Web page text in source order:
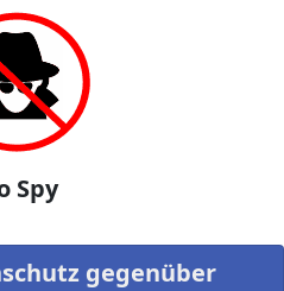
Spy
gegenüber